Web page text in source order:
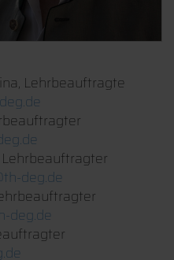
Lehrbeauftragte
deg.de
deg.de